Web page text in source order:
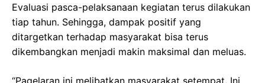
Evaluasi pasca-pelaksanaan kegiatan terus dilakukan
tiap tahun. Sehingga, dampak positif yang
ditargetkan terhadap masyarakat bisa terus
dikembangkan menjadi makin maksimal dan meluas.
“Pagelaran ini melibatkan masyarakat setempat. Ini